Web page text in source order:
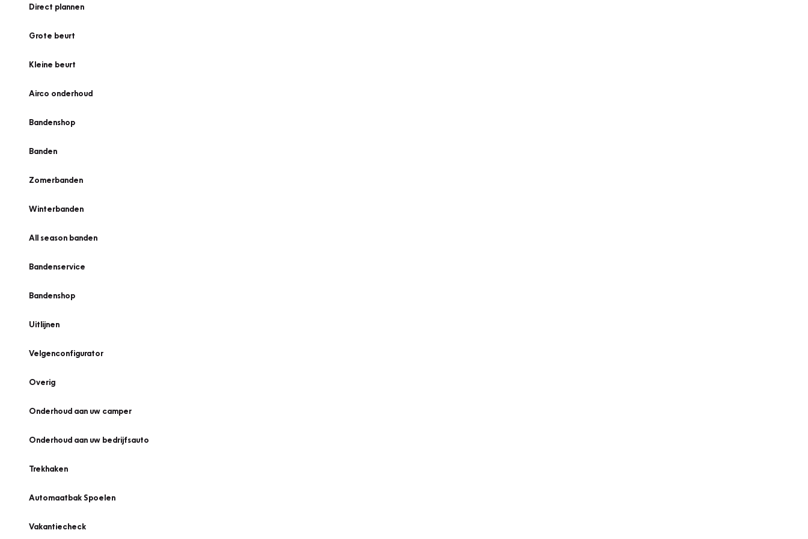
Direct plannen
Grote beurt
Kleine beurt
Airco onderhoud
Bandenshop
Banden
Zomerbanden
Winterbanden
All season banden
Bandenservice
Bandenshop
Uitlijnen
Velgenconfigurator
Overig
Onderhoud aan uw camper
Onderhoud aan uw bedrijfsauto
Trekhaken
Automaatbak Spoelen
Vakantiecheck